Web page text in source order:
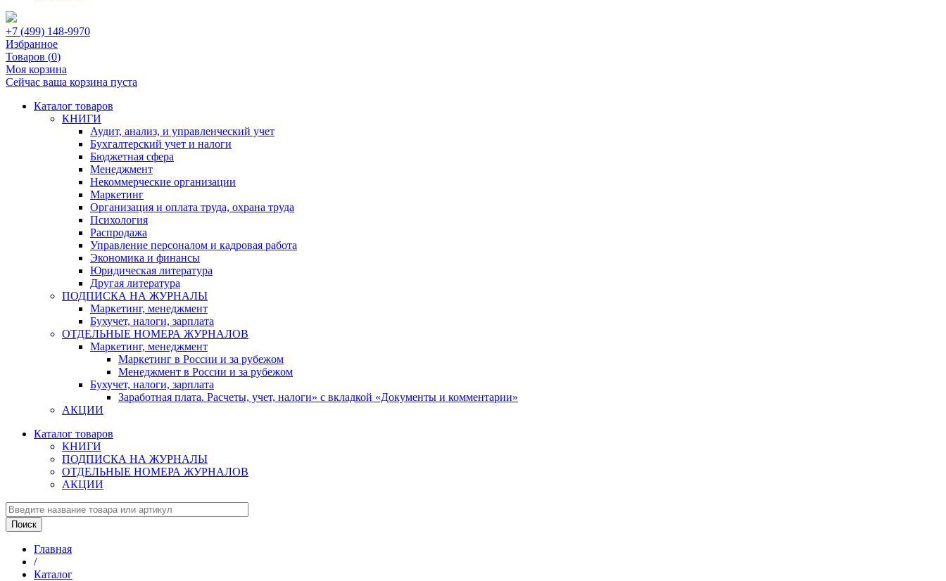
+7 (499) 148-9970
Избранное
Товаров (0)
Моя корзина
Сейчас ваша корзина пуста
Каталог товаров
КНИГИ
Аудит, анализ, и управленческий учет
Бухгалтерский учет и налоги
Бюджетная сфера
Менеджмент
Некоммерческие организации
Маркетинг
Организация и оплата труда, охрана труда
Психология
Распродажа
Управление персоналом и кадровая работа
Экономика и финансы
Юридическая литература
Другая литература
ПОДПИСКА НА ЖУРНАЛЫ
Маркетинг, менеджмент
Бухучет, налоги, зарплата
ОТДЕЛЬНЫЕ НОМЕРА ЖУРНАЛОВ
Маркетинг, менеджмент
Маркетинг в России и за рубежом
Менеджмент в России и за рубежом
Бухучет, налоги, зарплата
Заработная плата. Расчеты, учет, налоги» с вкладкой «Документы и комментарии»
АКЦИИ
Каталог товаров
КНИГИ
ПОДПИСКА НА ЖУРНАЛЫ
ОТДЕЛЬНЫЕ НОМЕРА ЖУРНАЛОВ
АКЦИИ
Главная
/
Каталог